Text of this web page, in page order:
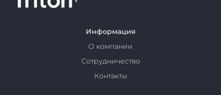
Информация
О компании
Сотрудничество
Контакты